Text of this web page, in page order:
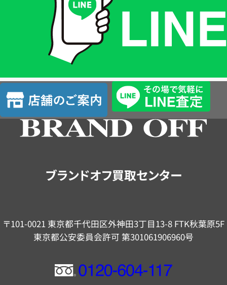
査
定
店
舗
の
ブランドオフ買取センター
〒101-0021 東京都千代田区外神田3丁目13-8 FTK秋葉原5F
東京都公安委員会許可 第301061906960号
フ